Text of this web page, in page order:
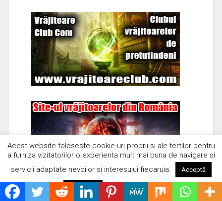
Acest website foloseste cookie-uri proprii si ale tertilor pentru
a furniza vizitatorilor o experienta mult mai buna de navigare si
servicii adaptate nevoilor si interesului fiecaruia.
Acceptă
Respinge Citește mai mult